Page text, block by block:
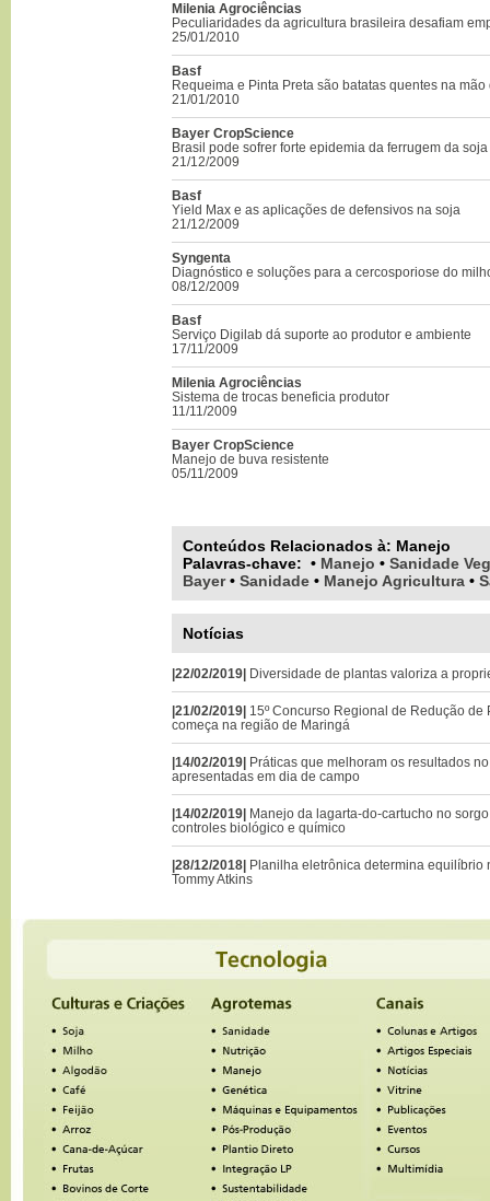
Milenia Agrociências
Peculiaridades da agricultura brasileira desafiam
25/01/2010
Basf
Requeima e Pinta Preta são batatas quentes na mão
21/01/2010
Bayer CropScience
Brasil pode sofrer forte epidemia da ferrugem da soja
21/12/2009
Basf
Yield Max e as aplicações de defensivos na soja
21/12/2009
Syngenta
Diagnóstico e soluções para a cercosporiose do
08/12/2009
Basf
Serviço Digilab dá suporte ao produtor e ambiente
17/11/2009
Milenia Agrociências
Sistema de trocas beneficia produtor
11/11/2009
Bayer CropScience
Manejo de buva resistente
05/11/2009
Conteúdos Relacionados à: Manejo
Palavras-chave: • Manejo • Sanidade
Bayer • Sanidade • Manejo Agricultura •
Notícias
|22/02/2019| Diversidade de plantas valoriza a
|21/02/2019| 15º Concurso Regional de Redução
começa na região de Maringá
|14/02/2019| Práticas que melhoram os resultados
apresentadas em dia de campo
|14/02/2019| Manejo da lagarta-do-cartucho no
controles biológico e químico
|28/12/2018| Planilha eletrônica determina equilíbrio
Tommy Atkins